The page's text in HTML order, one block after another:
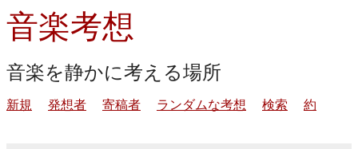
音楽考想
音楽を静かに考える場所
新規 発想者 寄稿者 ランダムな考想 検索 約